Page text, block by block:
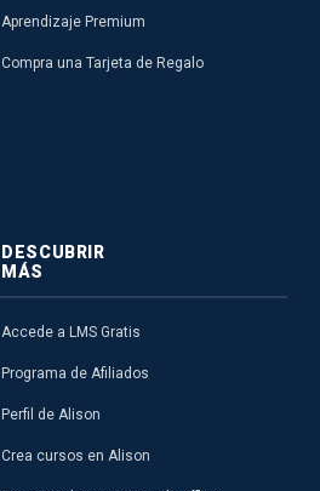
Aprendizaje Premium
Compra una Tarjeta de Regalo
DESCUBRIR
MÁS
Accede a LMS Gratis
Programa de Afiliados
Perfil de Alison
Crea cursos en Alison